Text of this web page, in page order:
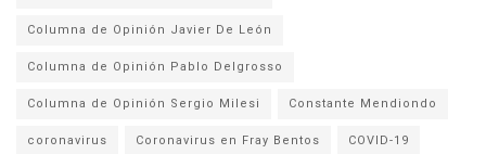
Columna de Opinión Javier De León
Columna de Opinión Pablo Delgrosso
Columna de Opinión Sergio Milesi Constante Mendiondo
coronavirus Coronavirus en Fray Bentos COVID-19